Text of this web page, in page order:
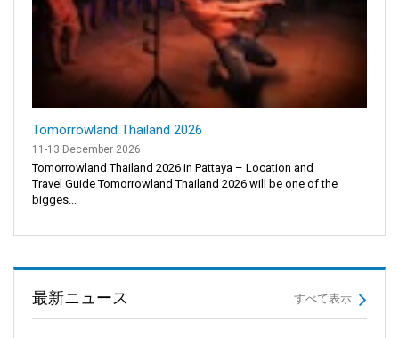
Tomorrowland Thailand 2026
11-13 December 2026
Tomorrowland Thailand 2026 in Pattaya – Location and
Travel Guide Tomorrowland Thailand 2026 will be one of the
bigges...
最新ニュース すべて表示